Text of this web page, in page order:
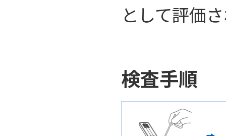
として評価
検査手順